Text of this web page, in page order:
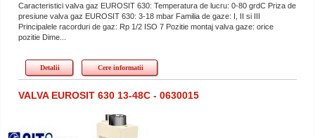
Caracteristici valva gaz EUROSIT 630: Temperatura de lucru: 0-80 grdC Priza de
presiune valva gaz EUROSIT 630: 3-18 mbar Familia de gaze: I, II si III
Principalele racorduri de gaz: Rp 1/2 ISO 7 Pozitie montaj valva gaze: orice
pozitie Dime...
Detalii Cere informatii
VALVA EUROSIT 630 13-48C - 0630015